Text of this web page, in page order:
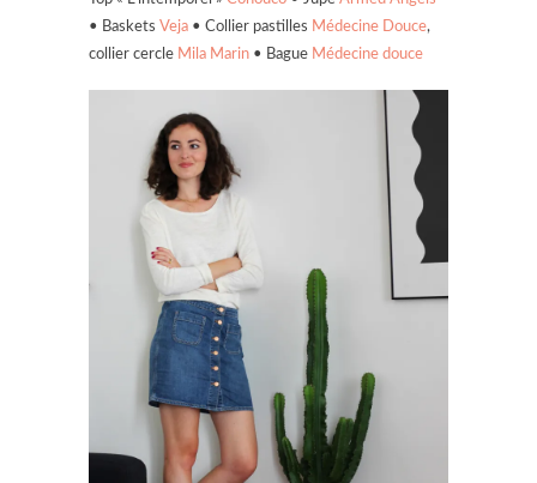
• Baskets Veja • Collier pastilles Médecine Douce,
collier cercle Mila Marin • Bague Médecine douce